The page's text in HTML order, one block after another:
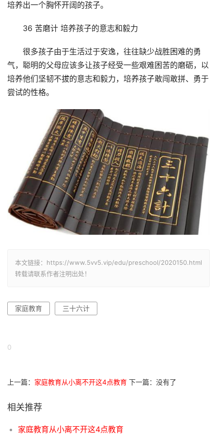
培养出一个胸怀开阔的孩子。
36 苦磨计 培养孩子的意志和毅力
很多孩子由于生活过于安逸，往往缺少战胜困难的勇
气，聪明的父母应该多让孩子经受一些艰难困苦的磨砺，以
培养他们坚韧不拔的意志和毅力，培养孩子敢闯敢拼、勇于
尝试的性格。
本文链接：https://www.5vv5.vip/edu/preschool/2020150.html
转载请联系作者注明出处！
家庭教育 三十六计
0
上一篇： 家庭教育从小离不开这4点教育 下一篇：没有了
相关推荐
家庭教育从小离不开这4点教育